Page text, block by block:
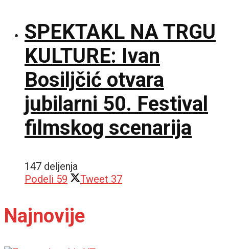
SPEKTAKL NA TRGU
KULTURE: Ivan
Bosiljčić otvara
jubilarni 50. Festival
filmskog scenarija
147 deljenja
Podeli 59 Tweet 37
Najnovije